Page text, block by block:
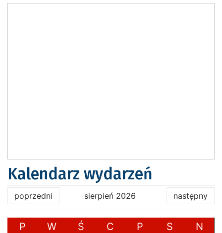
Kalendarz wydarzeń
poprzedni sierpień 2026 następny
P W Ś C P S N